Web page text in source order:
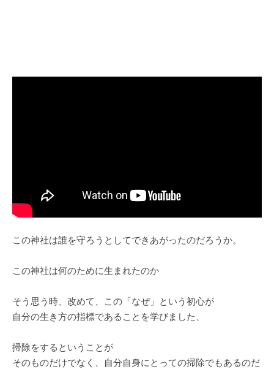
この神社は誰を守ろうとしてできあがったのだろうか。
この神社は何のために生まれたのか
そう思う時、改めて、この「なぜ」という初心が
自分の生き方の指標であることを学びました、
掃除をするということが
そのものだけでなく、自分自身にとっての掃除でもあるのだ